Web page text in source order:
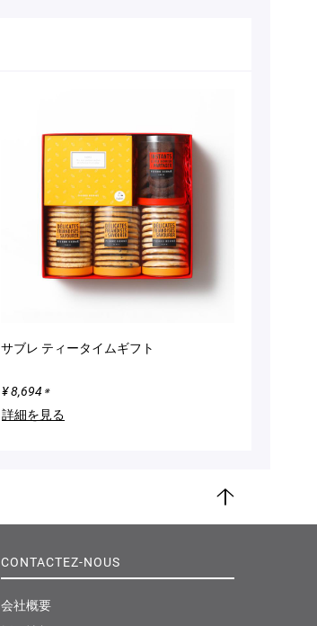
サブレ ティータイムギフト
¥ 8,694 ※
詳細を見る
ッ
CONTACTEZ-NOUS
会社概要